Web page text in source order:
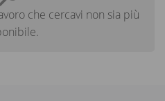
che cercavi non sia più